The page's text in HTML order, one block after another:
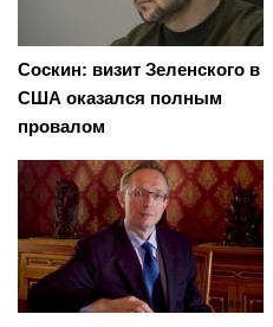
Соскин: визит Зеленского в
США оказался полным
провалом